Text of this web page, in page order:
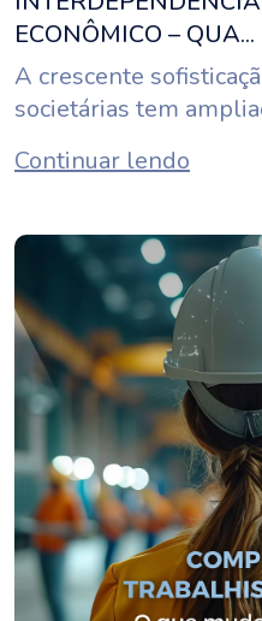
ECONÔMICO – QUA...
A crescente
societárias tem
Continuar lendo